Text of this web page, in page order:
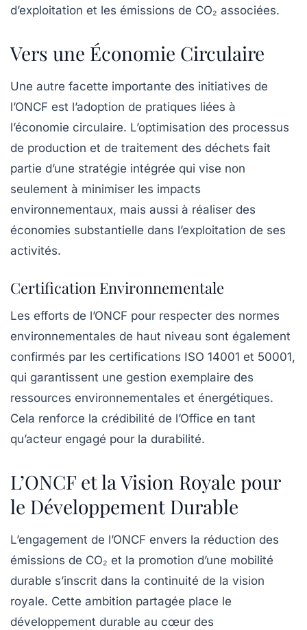
d’exploitation et les émissions de CO₂ associées.
Vers une Économie Circulaire
Une autre facette importante des initiatives de
l’ONCF est l’adoption de pratiques liées à
l’économie circulaire. L’optimisation des processus
de production et de traitement des déchets fait
partie d’une stratégie intégrée qui vise non
seulement à minimiser les impacts
environnementaux, mais aussi à réaliser des
économies substantielle dans l’exploitation de ses
activités.
Certification Environnementale
Les efforts de l’ONCF pour respecter des normes
environnementales de haut niveau sont également
confirmés par les certifications ISO 14001 et 50001,
qui garantissent une gestion exemplaire des
ressources environnementales et énergétiques.
Cela renforce la crédibilité de l’Office en tant
qu’acteur engagé pour la durabilité.
L’ONCF et la Vision Royale pour
le Développement Durable
L’engagement de l’ONCF envers la réduction des
émissions de CO₂ et la promotion d’une mobilité
durable s’inscrit dans la continuité de la vision
royale. Cette ambition partagée place le
développement durable au cœur des